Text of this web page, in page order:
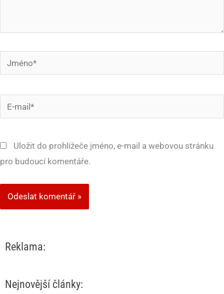
Jméno*
mail*
Uložit do prohlížeče jméno, e-mail a webovou stránku
pro budoucí komentáře.
Reklama:
Nejnovější články: